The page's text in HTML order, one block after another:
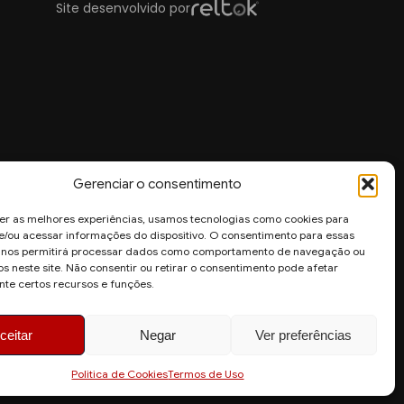
Gerenciar o consentimento
as melhores experiências, usamos tecnologias como cookies para
ou acessar informações do dispositivo. O consentimento para essas
permitirá processar dados como comportamento de navegação ou
neste site. Não consentir ou retirar o consentimento pode afetar
certos recursos e funções.
Negar Ver preferências
Politica de CookiesTermos de Uso
Site desenvolvido por